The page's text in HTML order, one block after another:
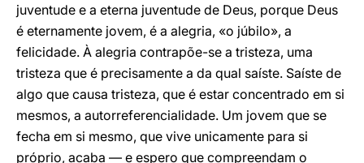
juventude e a eterna juventude de Deus, porque Deus
é eternamente jovem, é a alegria, «o júbilo», a
felicidade. À alegria contrapõe-se a tristeza, uma
tristeza que é precisamente a da qual saíste. Saíste de
algo que causa tristeza, que é estar concentrado em si
mesmos, a autorreferencialidade. Um jovem que se
fecha em si mesmo, que vive unicamente para si
próprio, acaba — e espero que compreendam o